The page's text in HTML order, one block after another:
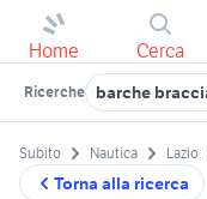
Home Cerca
Ricerche barche
Torna alla ricerca
Subito Nautica Lazio